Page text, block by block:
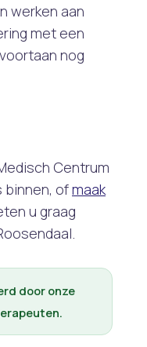
werken aan
met een
nog
Centrum
binnen, ofmaak
u graag
door onze